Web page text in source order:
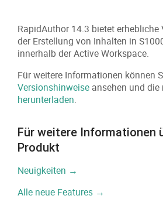
RapidAuthor 14.3 bietet erhebliche
der Erstellung von Inhalten in
innerhalb der Active Workspace.
Für weitere Informationen können
Versionshinweise ansehen und die
herunterladen.
Für weitere Informationen
Produkt
Neuigkeiten →
Alle neue Features →